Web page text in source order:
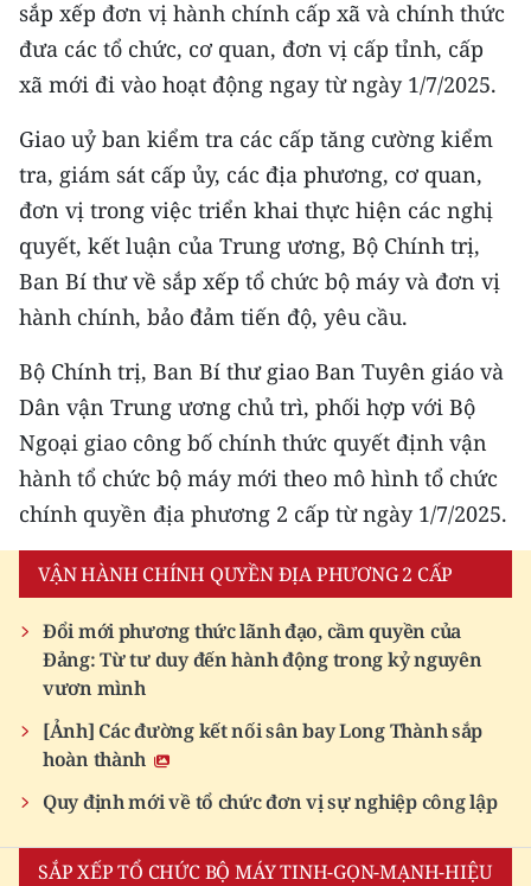
sắp xếp đơn vị hành chính cấp xã và chính thức
đưa các tổ chức, cơ quan, đơn vị cấp tỉnh, cấp
xã mới đi vào hoạt động ngay từ ngày 1/7/2025.
Giao uỷ ban kiểm tra các cấp tăng cường kiểm
tra, giám sát cấp ủy, các địa phương, cơ quan,
đơn vị trong việc triển khai thực hiện các nghị
quyết, kết luận của Trung ương, Bộ Chính trị,
Ban Bí thư về sắp xếp tổ chức bộ máy và đơn vị
hành chính, bảo đảm tiến độ, yêu cầu.
Bộ Chính trị, Ban Bí thư giao Ban Tuyên giáo và
Dân vận Trung ương chủ trì, phối hợp với Bộ
Ngoại giao công bố chính thức quyết định vận
hành tổ chức bộ máy mới theo mô hình tổ chức
chính quyền địa phương 2 cấp từ ngày 1/7/2025.
VẬN HÀNH CHÍNH QUYỀN ĐỊA PHƯƠNG 2 CẤP
Đổi mới phương thức lãnh đạo, cầm quyền của
Đảng: Từ tư duy đến hành động trong kỷ nguyên
vươn mình
[Ảnh] Các đường kết nối sân bay Long Thành sắp
hoàn thành
Quy định mới về tổ chức đơn vị sự nghiệp công lập
SẮP XẾP TỔ CHỨC BỘ MÁY TINH-GỌN-MẠNH-HIỆU